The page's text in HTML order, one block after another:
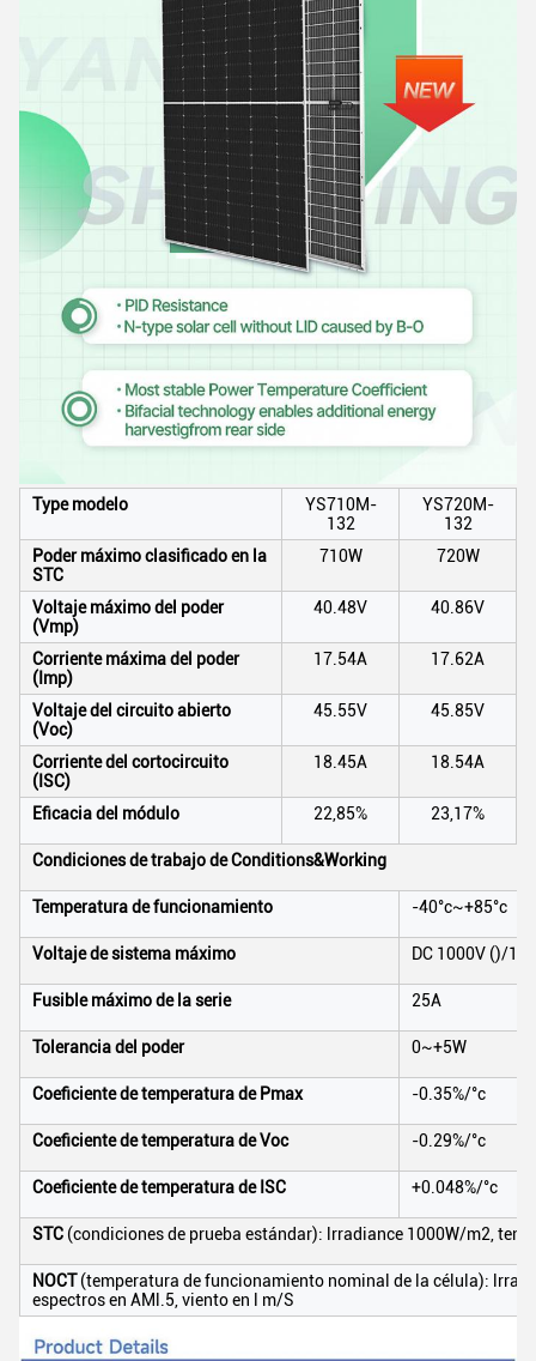
Type modelo
YS710M-
132
YS720M-
132
Poder máximo clasificado en la
STC
710W 720W
Voltaje máximo del poder
(Vmp)
40.48V 40.86V
Corriente máxima del poder
(Imp)
17.54A 17.62A
Voltaje del circuito abierto
(Voc)
45.55V 45.85V
Corriente del cortocircuito
(ISC)
18.45A 18.54A
Eficacia del módulo 22,85% 23,17%
Condiciones de trabajo de Conditions&Working
Temperatura de funcionamiento -40°c~+85°c
Voltaje de sistema máximo DC 1000V ()/
Fusible máximo de la serie 25A
Tolerancia del poder 0~+5W
Coeficiente de temperatura de Pmax -0.35%/°c
Coeficiente de temperatura de Voc -0.29%/°c
Coeficiente de temperatura de ISC +0.048%/°c
STC (condiciones de prueba estándar): lrradiance 1000W/m2,
NOCT(temperatura de funcionamiento nominal de la célula):
espectros en AMl.5, viento en l m/S